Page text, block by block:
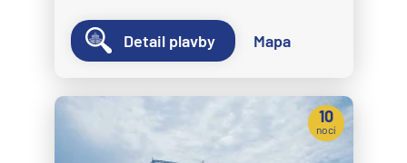
Costa Fascinosa
Costa Favolosa
Costa Pacifica
Costa Serena
Detail plavby Mapa
10
nocí